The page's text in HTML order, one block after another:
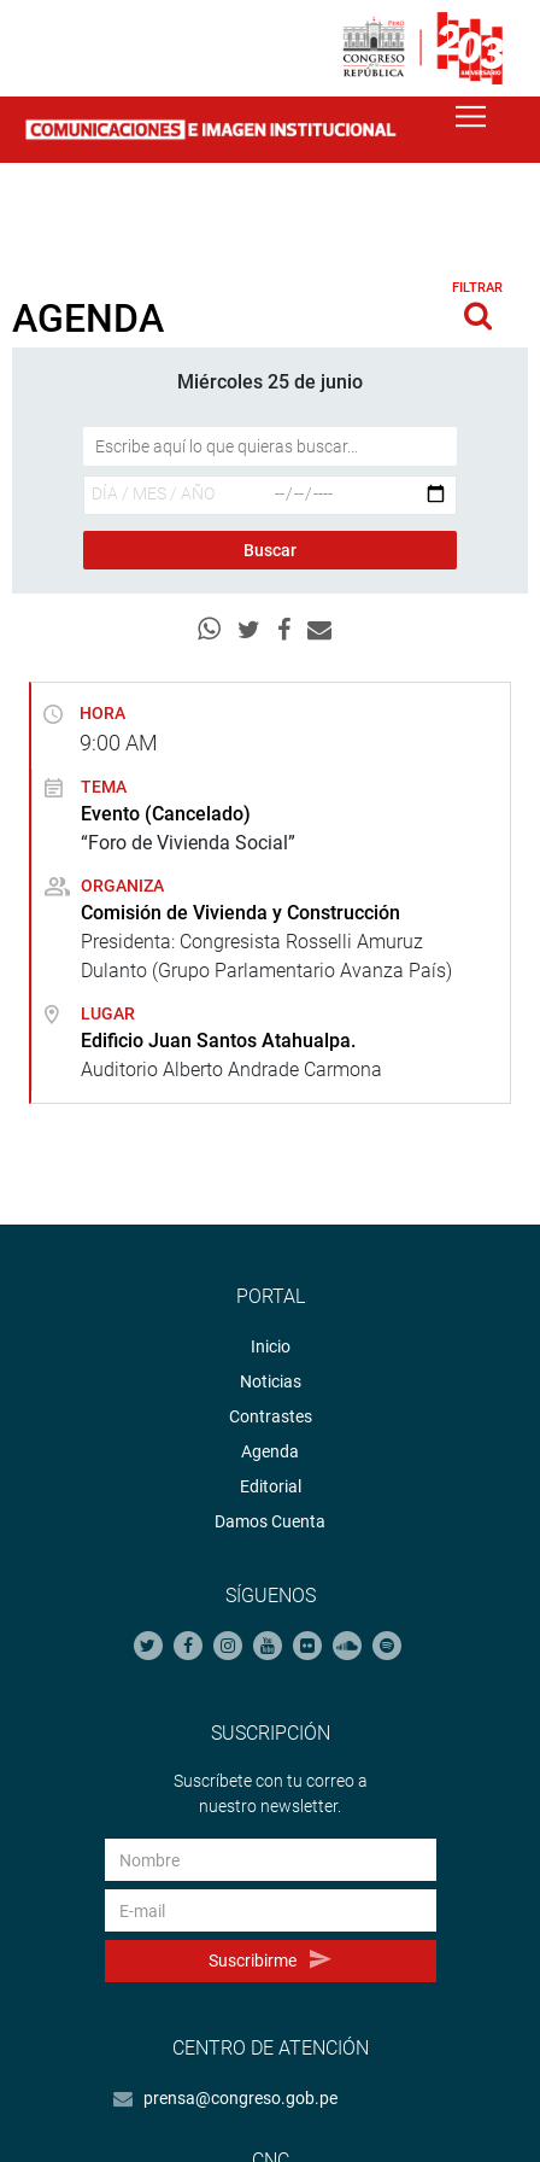
AGENDA
FILTRAR
Miércoles 25 de junio
HORA
9:00 AM
TEMA
Evento (Cancelado)
“Foro de Vivienda Social”
ORGANIZA
Comisión de Vivienda y Construcción
Presidenta: Congresista Rosselli Amuruz
Dulanto (Grupo Parlamentario Avanza País)
LUGAR
Edificio Juan Santos Atahualpa.
Auditorio Alberto Andrade Carmona
PORTAL
Inicio
Noticias
Contrastes
Agenda
Editorial
Damos Cuenta
SÍGUENOS
SUSCRIPCIÓN
Suscríbete con tu correo a
nuestro newsletter.
Suscribirme
CENTRO DE ATENCIÓN
prensa@congreso.gob.pe